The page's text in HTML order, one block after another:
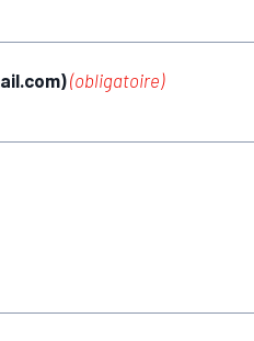
(obligatoire)